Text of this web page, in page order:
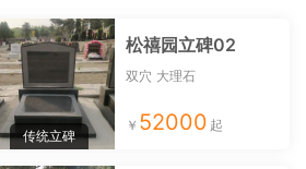
传统立碑
松禧园立碑02
双穴 大理石
52000